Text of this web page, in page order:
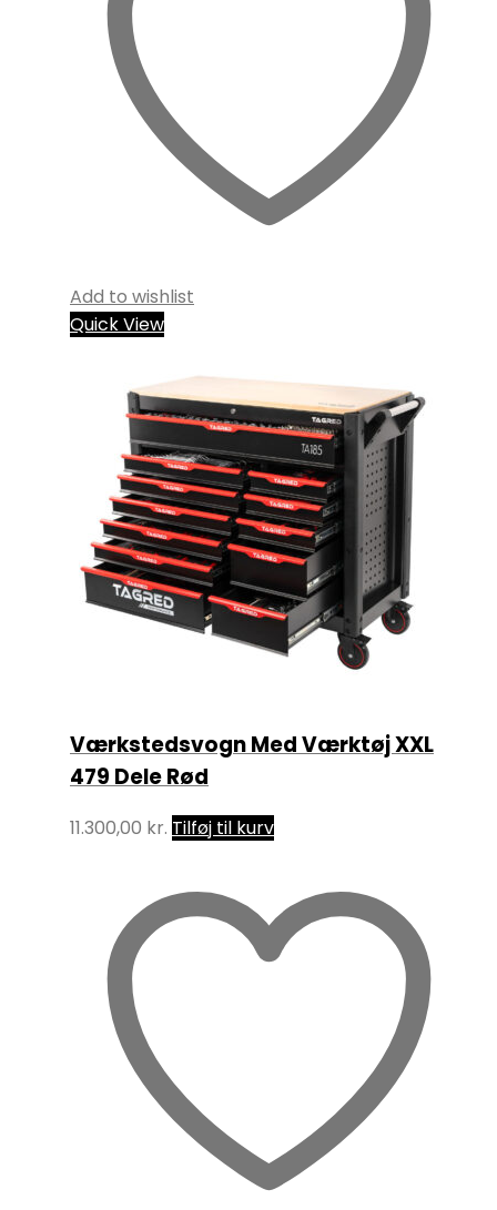
Add to wishlist
Quick View
Værkstedsvogn Med Værktøj XXL
479 Dele Rød
11.300,00 kr. Tilføj til kurv